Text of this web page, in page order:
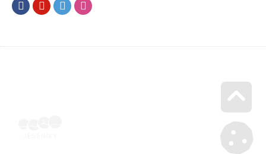
FacebookYoutubeTwitter
Go